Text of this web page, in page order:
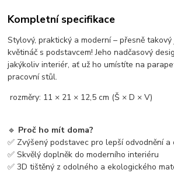
Kompletní specifikace
Stylový, praktický a moderní – přesně
květináč s podstavcem! Jeho nadčasový
jakýkoliv interiér, ať už ho umístíte na
pracovní stůl.
rozměry: 11 × 21 × 12,5 cm (Š × D × V)
🔹 Proč ho mít doma?
✅ Zvýšený podstavec pro lepší odvodnění a
✅ Skvělý doplněk do moderního interiéru
✅ 3D tištěný z odolného a ekologického